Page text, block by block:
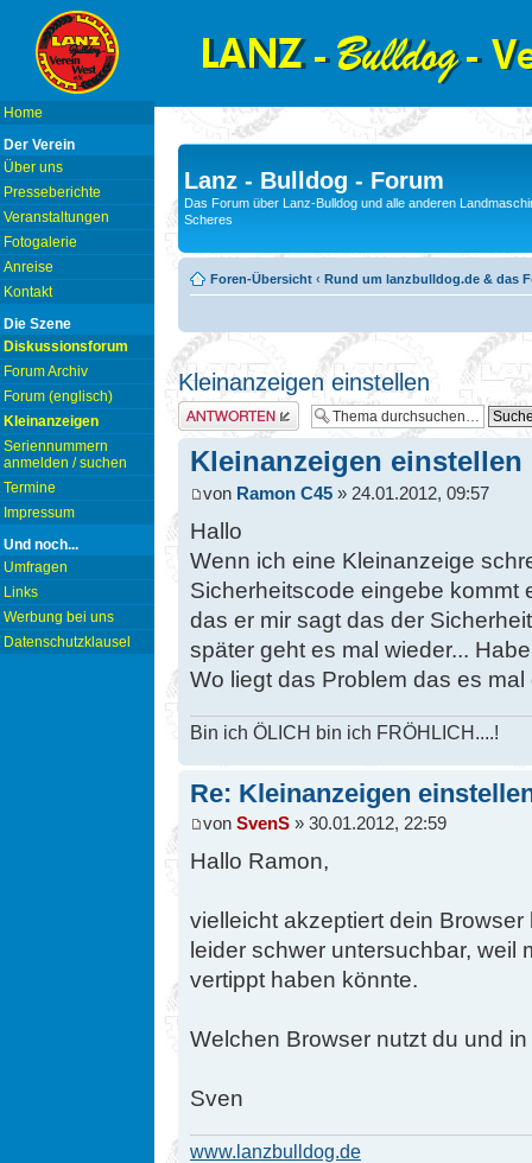
Home
Der Verein
Über uns
Presseberichte
Veranstaltungen
Fotogalerie
Anreise
Kontakt
Die Szene
Diskussionsforum
Forum Archiv
Forum (englisch)
Kleinanzeigen
Seriennummern
anmelden / suchen
Termine
Impressum
Und noch...
Umfragen
Links
Werbung bei uns
Datenschutzklausel
Lanz - Bulldog - Forum
Das Forum über Lanz-Bulldog und alle anderen
Scheres
Foren-Übersicht ‹ Rund um lanzbulldog.de & das
Kleinanzeigen einstellen
Antwort erstellen
Kleinanzeigen einstellen
von Ramon C45 » 24.01.2012, 09:57
Hallo
Wenn ich eine Kleinanzeige
Sicherheitscode eingebe kommt
das er mir sagt das der
später geht es mal wieder...
Wo liegt das Problem das es
Bin ich ÖLICH bin ich FRÖHLICH....!
Re: Kleinanzeigen
von SvenS » 30.01.2012, 22:59
Hallo Ramon,
vielleicht akzeptiert dein
leider schwer untersuchbar, weil
vertippt haben könnte.
Welchen Browser nutzt du und
Sven
www.lanzbulldog.de